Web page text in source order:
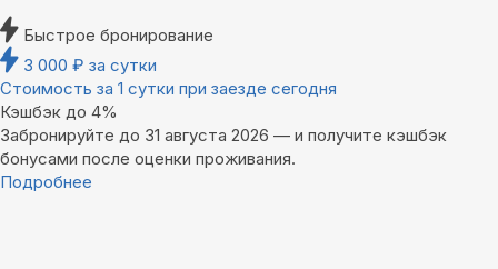
Быстрое бронирование
3 000 ₽ за сутки
Стоимость за 1 сутки при заезде сегодня
Кэшбэк до 4%
Забронируйте до 31 августа 2026 — и получите кэшбэк
бонусами после оценки проживания.
Подробнее